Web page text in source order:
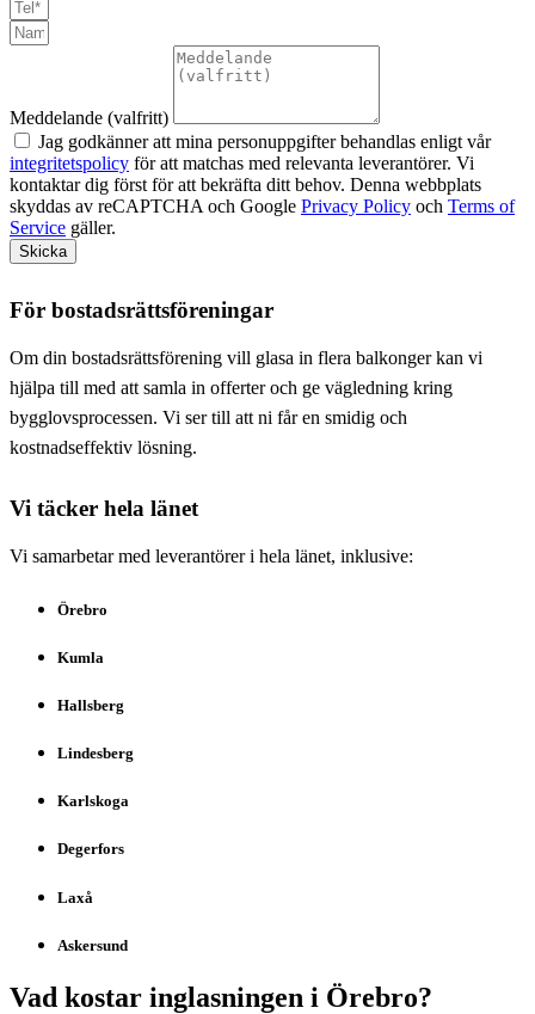
Meddelande (valfritt)
Jag godkänner att mina personuppgifter behandlas enligt vår
integritetspolicy för att matchas med relevanta leverantörer. Vi
kontaktar dig först för att bekräfta ditt behov. Denna webbplats
skyddas av reCAPTCHA och Google Privacy Policy och Terms of
Service gäller.
Skicka
För bostadsrättsföreningar
Om din bostadsrättsförening vill glasa in flera balkonger kan vi
hjälpa till med att samla in offerter och ge vägledning kring
bygglovsprocessen. Vi ser till att ni får en smidig och
kostnadseffektiv lösning.
Vi täcker hela länet
Vi samarbetar med leverantörer i hela länet, inklusive:
Örebro
Kumla
Hallsberg
Lindesberg
Karlskoga
Degerfors
Laxå
Askersund
Vad kostar inglasningen i Örebro?